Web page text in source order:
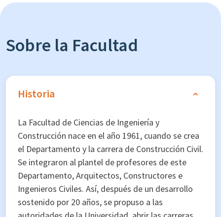
Sobre la Facultad
Historia
La Facultad de Ciencias de Ingeniería y
Construcción nace en el año 1961, cuando se crea
el Departamento y la carrera de Construcción Civil.
Se integraron al plantel de profesores de este
Departamento, Arquitectos, Constructores e
Ingenieros Civiles. Así, después de un desarrollo
sostenido por 20 años, se propuso a las